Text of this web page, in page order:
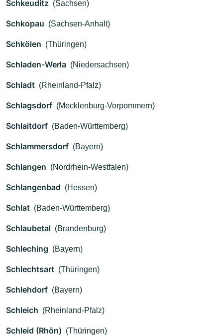
Schkeuditz (Sachsen)
Schkopau (Sachsen-Anhalt)
Schkölen (Thüringen)
Schladen-Werla (Niedersachsen)
Schladt (Rheinland-Pfalz)
Schlagsdorf (Mecklenburg-Vorpommern)
Schlaitdorf (Baden-Württemberg)
Schlammersdorf (Bayern)
Schlangen (Nordrhein-Westfalen)
Schlangenbad (Hessen)
Schlat (Baden-Württemberg)
Schlaubetal (Brandenburg)
Schleching (Bayern)
Schlechtsart (Thüringen)
Schlehdorf (Bayern)
Schleich (Rheinland-Pfalz)
Schleid (Rhön) (Thüringen)